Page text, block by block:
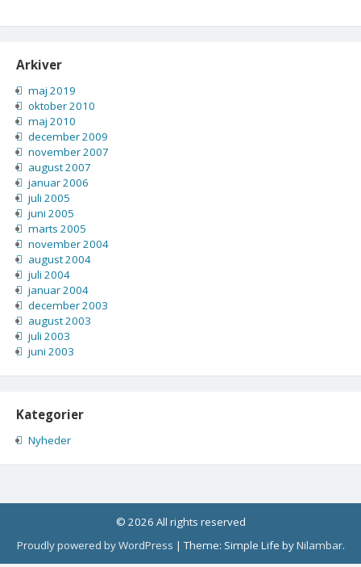
Arkiver
maj 2019
oktober 2010
maj 2010
december 2009
november 2007
august 2007
januar 2006
juli 2005
juni 2005
marts 2005
november 2004
august 2004
juli 2004
januar 2004
december 2003
august 2003
juli 2003
juni 2003
Kategorier
Nyheder
© 2026 All rights reserved
Proudly powered by WordPress |Theme: Simple Life byNilambar.